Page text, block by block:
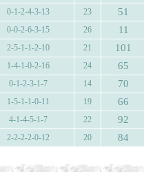
0-1-2-4-3-13 23 51
0-0-2-6-3-15 26 11
2-5-1-1-2-10 21 101
1-4-1-0-2-16 24 65
0-1-2-3-1-7 14 70
1-5-1-1-0-11 19 66
4-1-4-5-1-7 22 92
2-2-2-2-0-12 20 84